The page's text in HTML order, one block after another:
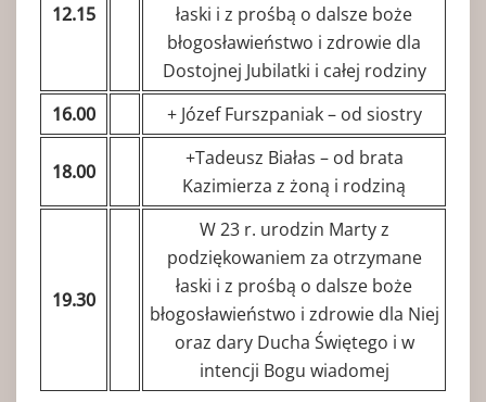
12.15
łaski i z prośbą o dalsze boże
błogosławieństwo i zdrowie dla
Dostojnej Jubilatki i całej rodziny
16.00
+ Józef Furszpaniak – od siostry
18.00
+Tadeusz Białas – od brata
Kazimierza z żoną i rodziną
19.30
W 23 r. urodzin Marty z
podziękowaniem za otrzymane
łaski i z prośbą o dalsze boże
błogosławieństwo i zdrowie dla Niej
oraz dary Ducha Świętego i w
intencji Bogu wiadomej